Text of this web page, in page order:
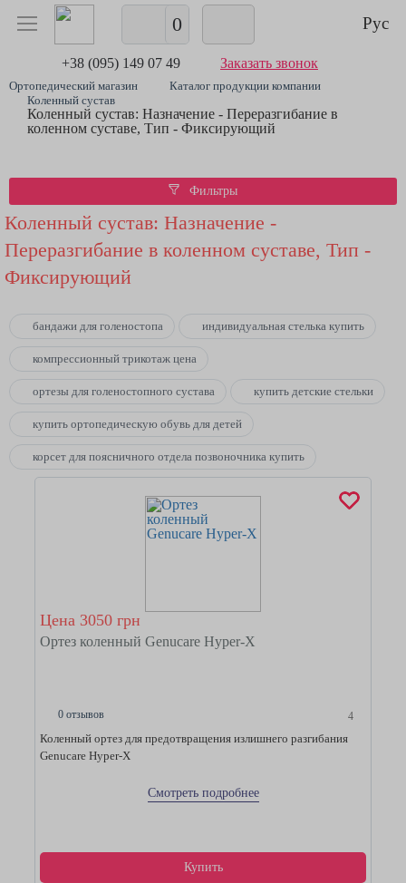
0 Рус
+38 (095) 149 07 49 Заказать звонок
Ортопедический магазин
Каталог продукции компании
Коленный сустав
Коленный сустав: Назначение - Переразгибание в
коленном суставе, Тип - Фиксирующий
Фильтры
Коленный сустав: Назначение -
Переразгибание в коленном суставе, Тип -
Фиксирующий
бандажи для голеностопа индивидуальная стелька купить
компрессионный трикотаж цена
ортезы для голеностопного сустава купить детские стельки
купить ортопедическую обувь для детей
корсет для поясничного отдела позвоночника купить
Цена 3050 грн
Ортез коленный Genucare Hyper-X
0 отзывов 4
Коленный ортез для предотвращения излишнего разгибания
Genucare Hyper-X
Смотреть подробнее
Купить